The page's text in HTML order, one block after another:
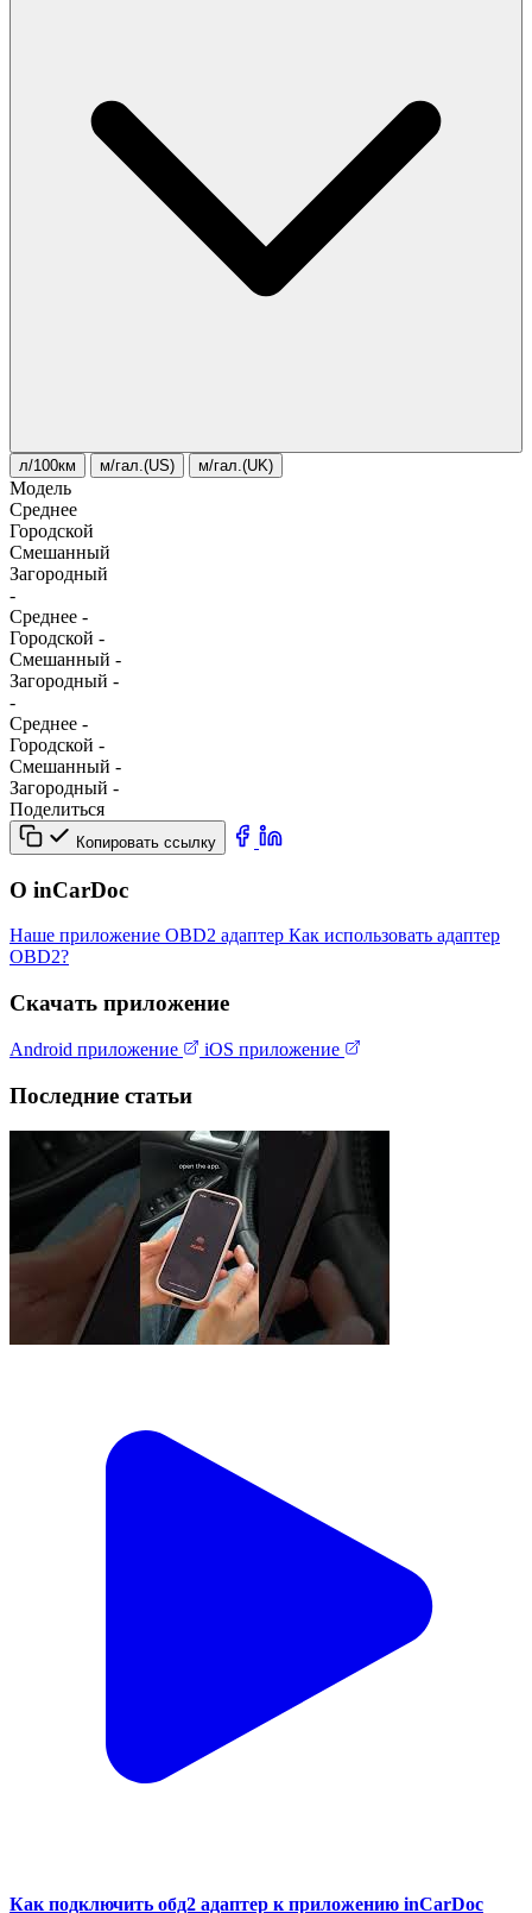
л/100км м/гал.(US) м/гал.(UK)
Модель
Среднее
Городской
Смешанный
Загородный
-
Среднее -
Городской -
Смешанный -
Загородный -
-
Среднее -
Городской -
Смешанный -
Загородный -
Поделиться
Копировать ссылку
О inCarDoc
Наше приложение OBD2 адаптер Как использовать адаптер
OBD2?
Скачать приложение
Android приложение iOS приложение
Последние статьи
Как подключить обд2 адаптер к приложению inCarDoc